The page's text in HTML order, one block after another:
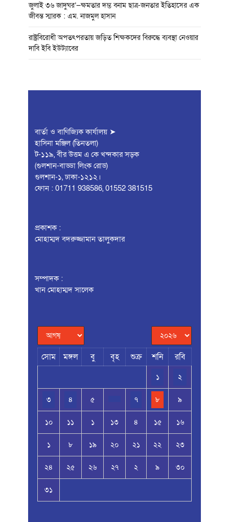
জুলাই ৩৬ জাদুঘর’—ক্ষমতার দম্ভ বনাম ছাত্র-জনতার ইতিহাসের এক
জীবন্ত স্মারক : এম. নাজমুল হাসান
রাষ্ট্রবিরোধী অপতৎপরতায় জড়িত শিক্ষকদের বিরুদ্ধে ব্যবস্থা নেওয়ার
দাবি ইবি ইউট্যাবের
বার্তা ও বাণিজ্যিক কার্যালয় ➤
হাসিনা মঞ্জিল (তিনতলা)
ট-১১৯, বীর উত্তম এ কে খন্দকার সড়ক
(গুলশান-বাড্ডা লিংক রোড)
গুলশান-১, ঢাকা-১২১২।
ফোন : 01711 938586, 01552 381515
প্রকাশক :
মোহাম্মদ বদরুজ্জামান তালুকদার
সম্পাদক :
খান মোহাম্মদ সালেক
সোম মঙ্গল বু বৃহ শুক্র শনি রবি
১ ২
৩ ৪ ৫ ৭ ৮ ৯
১০ ১১ ১ ১৩ ৪ ১৫ ১৬
১ ৮ ১৯ ২০ ২১ ২২ ২৩
২৪ ২৫ ২৬ ২৭ ২ ৯ ৩০
৩১